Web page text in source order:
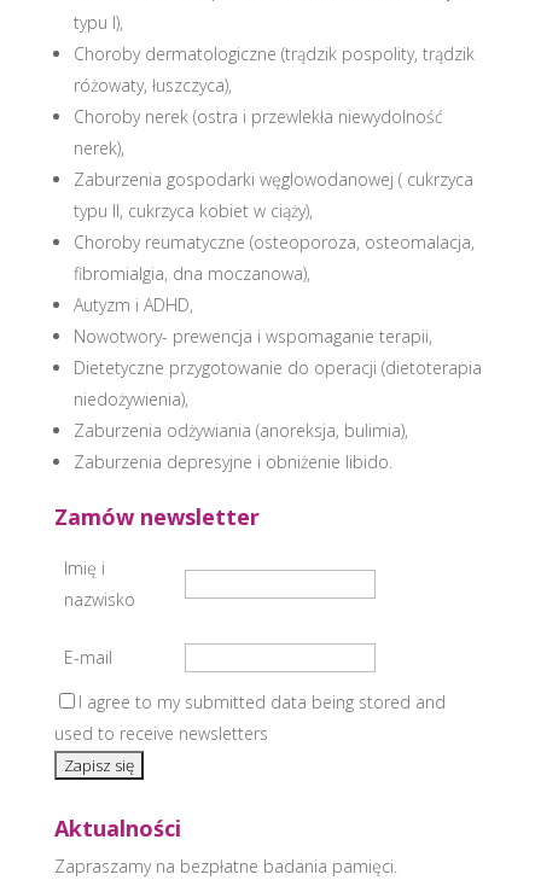
typu I),
Choroby dermatologiczne (trądzik pospolity, trądzik
różowaty, łuszczyca),
Choroby nerek (ostra i przewlekła niewydolność
nerek),
Zaburzenia gospodarki węglowodanowej ( cukrzyca
typu II, cukrzyca kobiet w ciąży),
Choroby reumatyczne (osteoporoza, osteomalacja,
fibromialgia, dna moczanowa),
Autyzm i ADHD,
Nowotwory- prewencja i wspomaganie terapii,
Dietetyczne przygotowanie do operacji (dietoterapia
niedożywienia),
Zaburzenia odżywiania (anoreksja, bulimia),
Zaburzenia depresyjne i obniżenie libido.
Zamów newsletter
Imię i
nazwisko
E-mail
I agree to my submitted data being stored and
used to receive newsletters
Aktualności
Zapraszamy na bezpłatne badania pamięci.